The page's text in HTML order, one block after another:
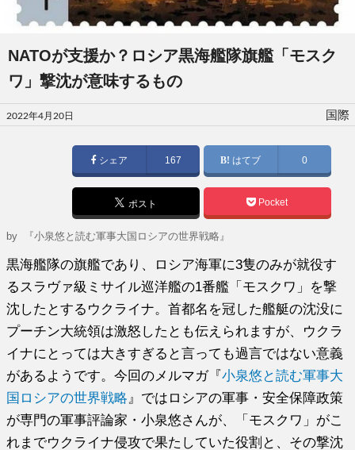
NATOが支援か？ロシア黒海艦隊旗艦「モスク
ワ」撃沈が意味するもの
投
稿
2022年4月20日 国際
シェア 167 はてブ 0
ポスト Pocket
by 『小泉悠と読む軍事大国ロシアの世界戦略』
黒海艦隊の旗艦であり、ロシア海軍に3隻のみが就役す
るスラヴァ級ミサイル巡洋艦の1番艦「モスクワ」を撃
沈したとするウクライナ。首都名を冠した艦艇の沈没に
プーチン大統領は激怒したとも伝えられますが、ウクラ
イナにとっては大きすぎると言っても過言ではない意義
があるようです。今回のメルマガ『小泉悠と読む軍事大
国ロシアの世界戦略 』ではロシアの軍事・安全保障政策
が専門の軍事評論家・小泉悠さんが、「モスクワ」がこ
れまでウクライナ侵攻で果たしていた役割と、その撃沈